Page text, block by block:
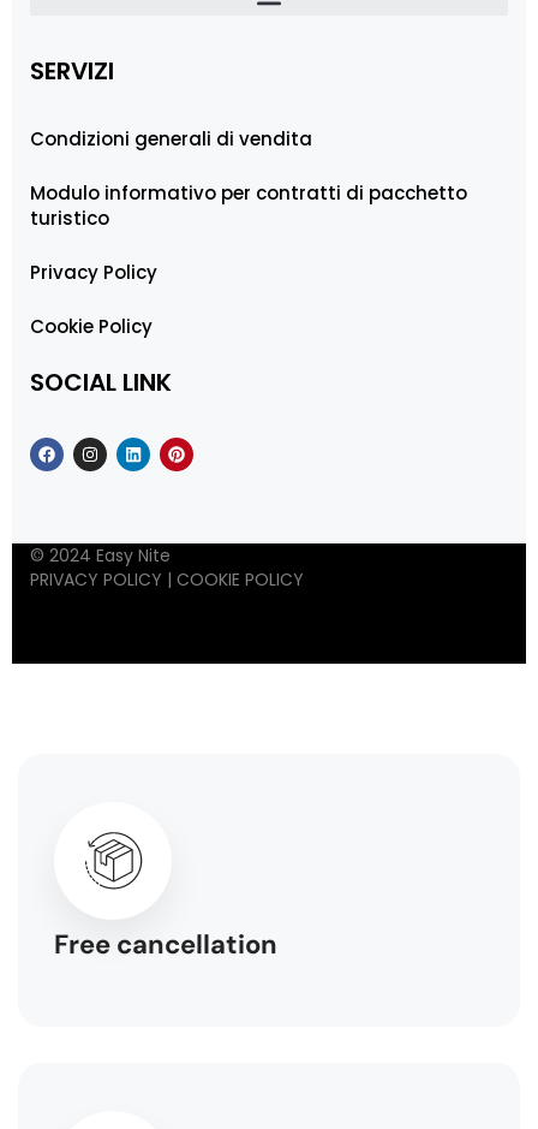
SERVIZI
Condizioni generali di vendita
Modulo informativo per contratti di pacchetto
turistico
Privacy Policy
Cookie Policy
SOCIAL LINK
© 2024 Easy Nite
PRIVACY POLICY | COOKIE POLICY
Free cancellation